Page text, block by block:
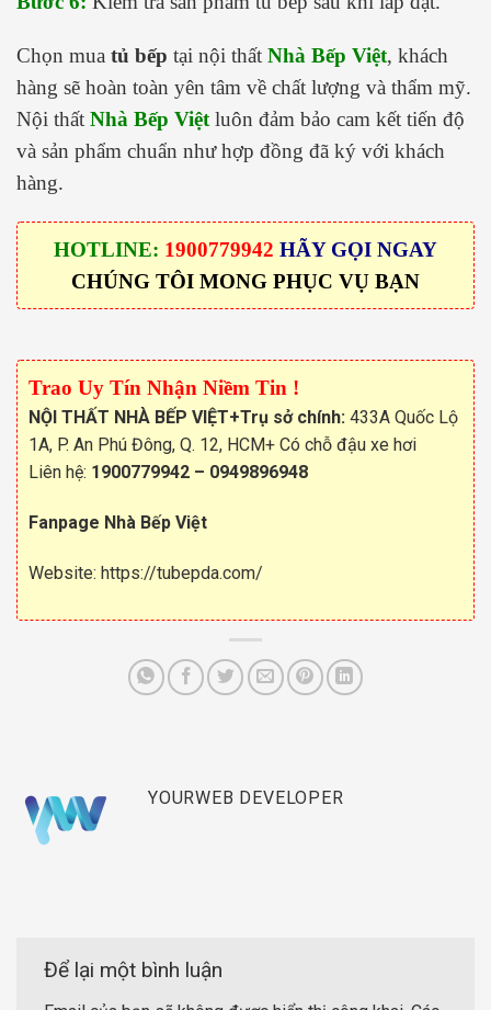
Chọn mua tủ bếp tại nội thất Nhà Bếp Việt, khách
hàng sẽ hoàn toàn yên tâm về chất lượng và thẩm mỹ.
Nội thất Nhà Bếp Việtluôn đảm bảo cam kết tiến độ
và sản phẩm chuẩn như hợp đồng đã ký với khách
hàng.
HOTLINE: 1900779942 HÃY GỌI NGAY
CHÚNG TÔI MONG PHỤC VỤ BẠN
Trao Uy Tín Nhận Niềm Tin !
NỘI THẤT NHÀ BẾP VIỆT+Trụ sở chính: 433A Quốc Lộ
1A, P. An Phú Đông, Q. 12, HCM+ Có chỗ đậu xe hơi
Liên hệ: 1900779942 – 0949896948
Fanpage Nhà Bếp Việt
Website: https://tubepda.com/
YOURWEB DEVELOPER
Để lại một bình luận